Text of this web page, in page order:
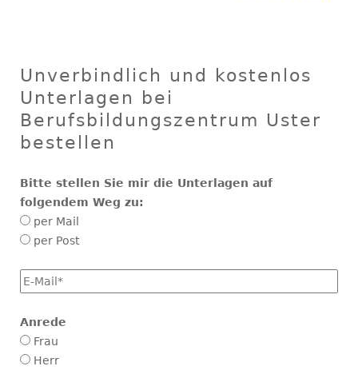
Unverbindlich und kostenlos
Unterlagen bei
Berufsbildungszentrum Uster
bestellen
Bitte stellen Sie mir die Unterlagen auf
folgendem Weg zu:
per Mail
per Post
E-
*
Anrede
Frau
Herr